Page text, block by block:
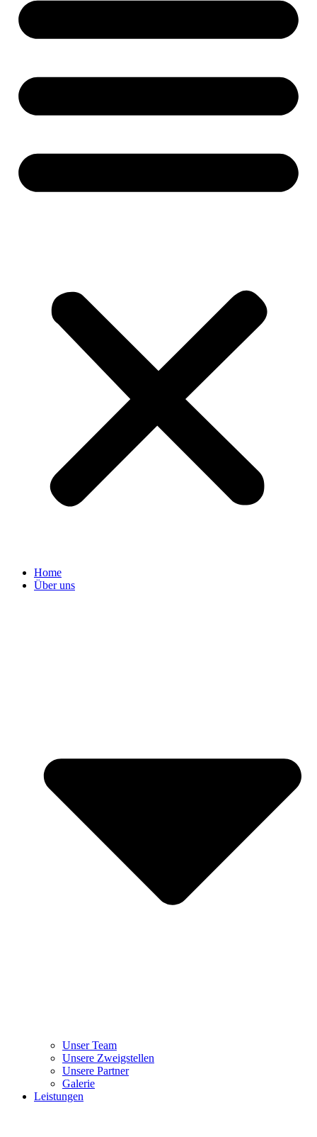
Home
Über uns
Unser Team
Unsere Zweigstellen
Unsere Partner
Galerie
Leistungen